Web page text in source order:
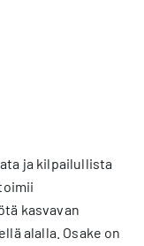
ja kilpailullista
kasvavan
alalla. Osake on